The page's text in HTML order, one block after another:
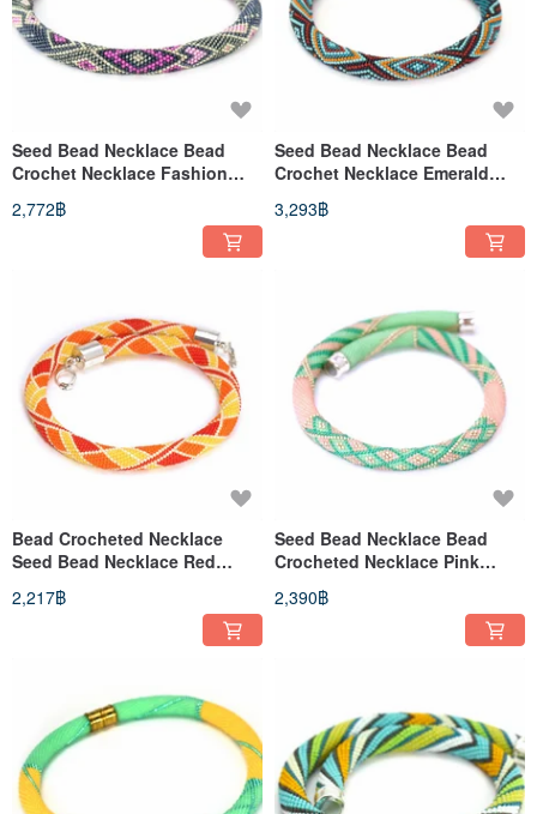
Seed Bead Necklace Bead
Crochet Necklace Fashion
Jewelry Gift For Wife
2,772฿
Seed Bead Necklace Bead
Crochet Necklace Emerald
Choker Necklace Gift For
Women
3,293฿
Bead Crocheted Necklace
Seed Bead Necklace Red
Orange Choker Fashion
Necklace
2,217฿
Seed Bead Necklace Bead
Crocheted Necklace Pink
Green Beaded Choker Gift For
Her
2,390฿